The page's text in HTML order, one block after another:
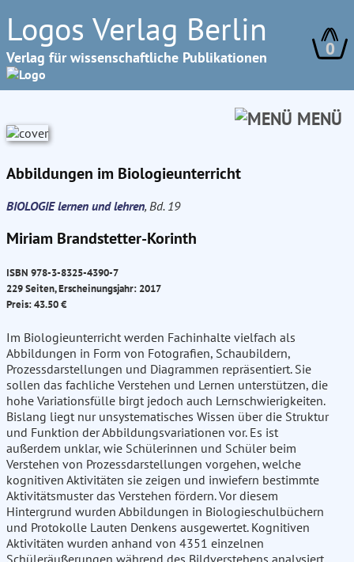
Logos Verlag Berlin
Verlag für wissenschaftliche Publikationen 0
MENÜ
Abbildungen im Biologieunterricht
BIOLOGIE lernen und lehren, Bd. 19
Miriam Brandstetter-Korinth
ISBN 978-3-8325-4390-7
229 Seiten, Erscheinungsjahr: 2017
Preis: 43.50 €
Im Biologieunterricht werden Fachinhalte vielfach als
Abbildungen in Form von Fotografien, Schaubildern,
Prozessdarstellungen und Diagrammen repräsentiert. Sie
sollen das fachliche Verstehen und Lernen unterstützen, die
hohe Variationsfülle birgt jedoch auch Lernschwierigkeiten.
Bislang liegt nur unsystematisches Wissen über die Struktur
und Funktion der Abbildungsvariationen vor. Es ist
außerdem unklar, wie Schülerinnen und Schüler beim
Verstehen von Prozessdarstellungen vorgehen, welche
kognitiven Aktivitäten sie zeigen und inwiefern bestimmte
Aktivitätsmuster das Verstehen fördern. Vor diesem
Hintergrund wurden Abbildungen in Biologieschulbüchern
und Protokolle Lauten Denkens ausgewertet. Kognitiven
Aktivitäten wurden anhand von 4351 einzelnen